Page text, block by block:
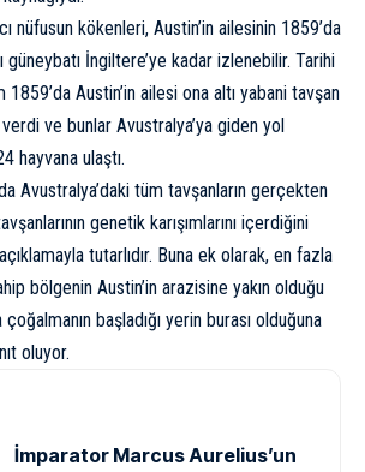
nüfusun kökenleri, Austin’in ailesinin 1859’da
güneybatı İngiltere’ye kadar izlenebilir. Tarihi
Austin’in ailesi ona altı yabani tavşan
ve bunlar Avustralya’ya giden yol
hayvana ulaştı.
Avustralya’daki tüm tavşanların gerçekten
genetik karışımlarını içerdiğini
tutarlıdır. Buna ek olarak, en fazla
bölgenin Austin’in arazisine yakın olduğu
başladığı yerin burası olduğuna
oluyor.
İmparator Marcus Aurelius’un